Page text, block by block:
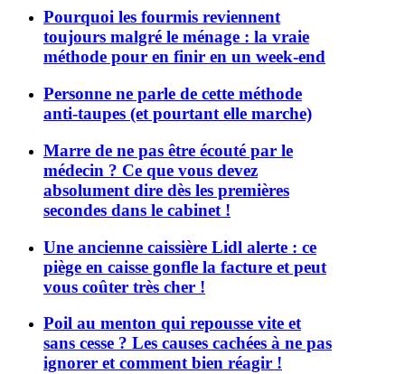
Pourquoi les fourmis reviennent
toujours malgré le ménage : la vraie
méthode pour en finir en un week-end
Personne ne parle de cette méthode
anti-taupes (et pourtant elle marche)
Marre de ne pas être écouté par le
médecin ? Ce que vous devez
absolument dire dès les premières
secondes dans le cabinet !
Une ancienne caissière Lidl alerte : ce
piège en caisse gonfle la facture et peut
vous coûter très cher !
Poil au menton qui repousse vite et
sans cesse ? Les causes cachées à ne pas
ignorer et comment bien réagir !